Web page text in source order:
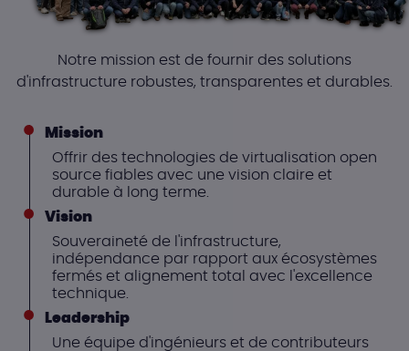
Notre mission est de fournir des solutions
d'infrastructure robustes, transparentes et durables.
Mission
Offrir des technologies de virtualisation open
source fiables avec une vision claire et
durable à long terme.
Vision
Souveraineté de l'infrastructure,
indépendance par rapport aux écosystèmes
fermés et alignement total avec l'excellence
technique.
Leadership
Une équipe d'ingénieurs et de contributeurs